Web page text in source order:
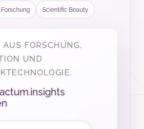
Forschung Scientific Beauty
AUS FORSCHUNG,
UND